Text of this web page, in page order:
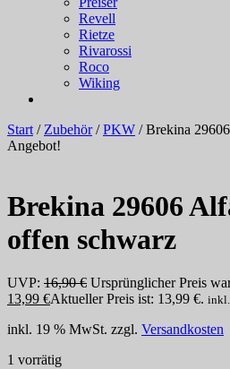
Revell
Rietze
Rivarossi
Roco
Wiking
Start/Zubehör/PKW / Brekina
Angebot!
Brekina 29606
offen schwarz
UVP: 16,90€ Ursprünglicher Preis
13,99 €Aktueller Preis ist: 13,99 €.
inkl. 19 % MwSt. zzgl. Versandkosten
1 vorrätig